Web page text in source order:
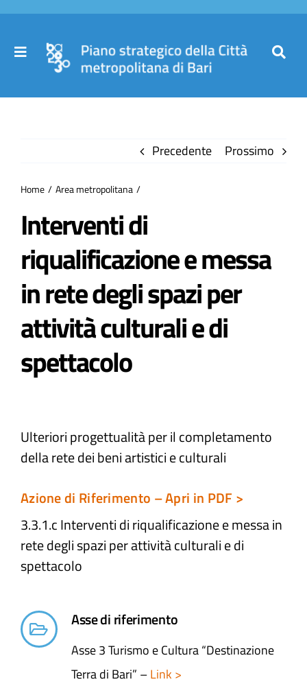
Salta
contenuto
Toggle
Partecipa
Comuni
Atti e Docunenti
Progetti
Precedente Prossimo
Home Area metropolitana
Interventi di
riqualificazione e messa
in rete degli spazi per
attività culturali e di
spettacolo
Ulteriori progettualità per il completamento
della rete dei beni artistici e culturali
Azione di Riferimento – Apri in PDF >
3.3.1.c Interventi di riqualificazione e messa in
rete degli spazi per attività culturali e di
spettacolo
Asse di riferimento
Asse 3 Turismo e Cultura “Destinazione
Terra di Bari” –Link >